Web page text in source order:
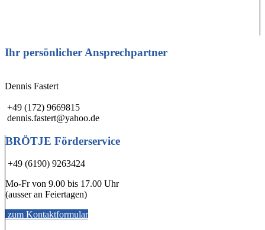
Ihr persönlicher Ansprechpartner
Dennis Fastert
+49 (172) 9669815
dennis.fastert@yahoo.de
BRÖTJE Förderservice
+49 (6190) 9263424
Mo-Fr von 9.00 bis 17.00 Uhr
(ausser an Feiertagen)
zum Kontaktformular